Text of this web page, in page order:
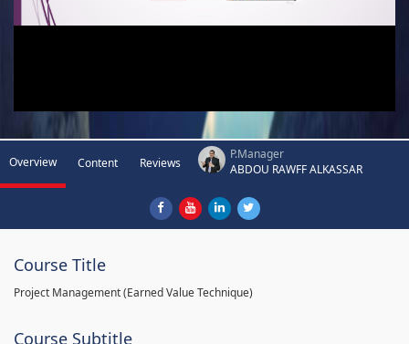
Overview Content Reviews
P.Manager
ABDOU RAWFF ALKASSAR
Course Title
Project Management (Earned Value Technique)
Course Subtitle